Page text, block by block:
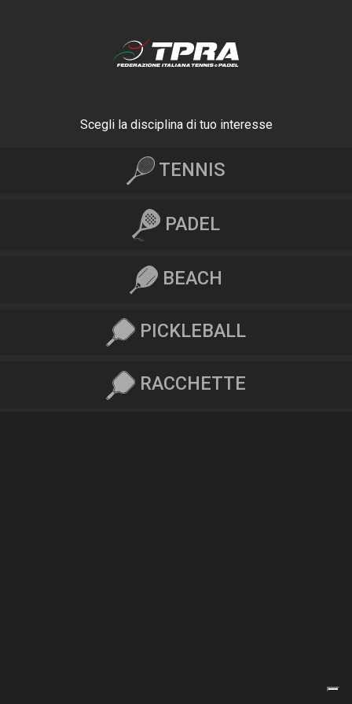
Scegli la disciplina di tuo interesse
TENNIS
PADEL
BEACH
PICKLEBALL
RACCHETTE